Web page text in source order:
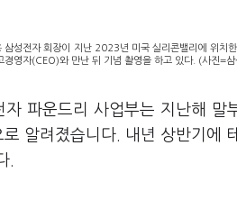
삼성전자 회장이 지난 2023년 미국 실리콘밸리에 위치
경영자(CEO)와 만난 뒤 기념 촬영을 하고 있다. (사진=삼
자 파운드리 사업부는 지난해
알려졌습니다. 내년 상반기에
.